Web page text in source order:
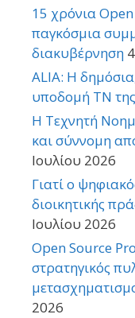
15 χρόνια
παγκόσμια
διακυβέρνηση
ALIA: Η
υποδομή ΤΝ της
Η Τεχνητή
και σύννομη
Ιουλίου 2026
Γιατί ο
διοικητικής
Ιουλίου 2026
Open Source
στρατηγικός
2026